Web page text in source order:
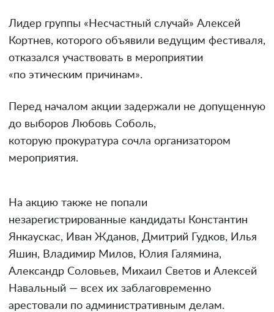
Лидер группы «Несчастный случай» Алексей
Кортнев, которого объявили ведущим фестиваля,
отказался участвовать в мероприятии
«по этическим причинам».
Перед началом акции задержали не допущенную
до выборов Любовь Соболь,
которую прокуратура сочла организатором
мероприятия.
На акцию также не попали
незарегистрированные кандидаты Константин
Янкаускас, Иван Жданов, Дмитрий Гудков, Илья
Яшин, Владимир Милов, Юлия Галямина,
Александр Соловьев, Михаил Светов и Алексей
Навальный — всех их заблаговременно
арестовали по административным делам.